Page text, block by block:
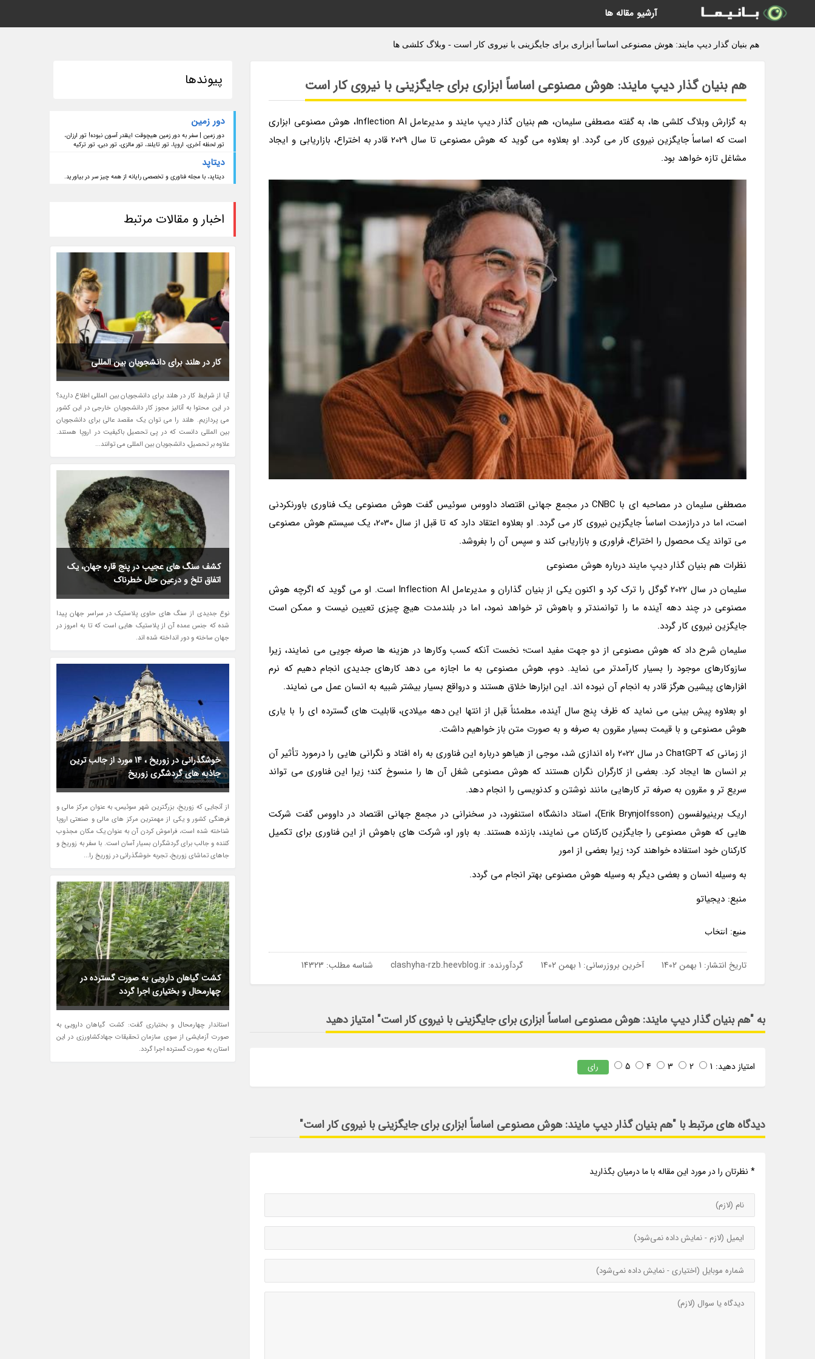
هم بنیان گذار دیپ مایند: هوش مصنوعی اساساً ابزاری برای جایگزینی با نیروی کار است - وبلاگ کلشی ها
هم بنیان گذار دیپ مایند: هوش مصنوعی اساساً ابزاری برای جایگزینی با نیروی کار است
به گزارش وبلاگ کلشی ها، به گفته مصطفی سلیمان، هم بنیان گذار دیپ مایند و مدیرعامل Inflection AI، هوش مصنوعی ابزاری
است که اساساً جایگزین نیروی کار می گردد. او بعلاوه می گوید که هوش مصنوعی تا سال 2029 قادر به اختراع، بازاریابی و ایجاد
مشاغل تازه خواهد بود.
مصطفی سلیمان در مصاحبه ای با CNBC در مجمع جهانی اقتصاد داووس سوئیس گفت هوش مصنوعی یک فناوری باورنکردنی
است، اما در درازمدت اساساً جایگزین نیروی کار می گردد. او بعلاوه اعتقاد دارد که تا قبل از سال 2030، یک سیستم هوش مصنوعی
می تواند یک محصول را اختراع، فراوری و بازاریابی کند و سپس آن را بفروشد.
نظرات هم بنیان گذار دیپ مایند درباره هوش مصنوعی
سلیمان در سال 2022 گوگل را ترک کرد و اکنون یکی از بنیان گذاران و مدیرعامل Inflection AI است. او می گوید که اگرچه هوش
مصنوعی در چند دهه آینده ما را توانمندتر و باهوش تر خواهد نمود، اما در بلندمدت هیچ چیزی تعیین نیست و ممکن است
جایگزین نیروی کار گردد.
سلیمان شرح داد که هوش مصنوعی از دو جهت مفید است؛ نخست آنکه کسب وکارها در هزینه ها صرفه جویی می نمایند، زیرا
سازوکارهای موجود را بسیار کارآمدتر می نماید. دوم، هوش مصنوعی به ما اجازه می دهد کارهای جدیدی انجام دهیم که نرم
افزارهای پیشین هرگز قادر به انجام آن نبوده اند. این ابزارها خلاق هستند و درواقع بسیار بیشتر شبیه به انسان عمل می نمایند.
او بعلاوه پیش بینی می نماید که ظرف پنج سال آینده، مطمئناً قبل از انتها این دهه میلادی، قابلیت های گسترده ای را با یاری
هوش مصنوعی و با قیمت بسیار مقرون به صرفه و به صورت متن باز خواهیم داشت.
از زمانی که ChatGPT در سال 2022 راه اندازی شد، موجی از هیاهو درباره این فناوری به راه افتاد و نگرانی هایی را درمورد تأثیر آن
بر انسان ها ایجاد کرد. بعضی از کارگران نگران هستند که هوش مصنوعی شغل آن ها را منسوخ کند؛ زیرا این فناوری می تواند
سریع تر و مقرون به صرفه تر کارهایی مانند نوشتن و کدنویسی را انجام دهد.
اریک برینیولفسون (Erik Brynjolfsson)، استاد دانشگاه استنفورد، در سخنرانی در مجمع جهانی اقتصاد در داووس گفت شرکت
هایی که هوش مصنوعی را جایگزین کارکنان می نمایند، بازنده هستند. به باور او، شرکت های باهوش از این فناوری برای تکمیل
کارکنان خود استفاده خواهند کرد؛ زیرا بعضی از امور
به وسیله انسان و بعضی دیگر به وسیله هوش مصنوعی بهتر انجام می گردد.
منبع: دیجیاتو
منبع: انتخاب
تاریخ انتشار: 1 بهمن 1402 آخرین بروزرسانی: 1 بهمن 1402 گردآورنده: clashyha-rzb.heevblog.ir شناسه مطلب: 14323
به "هم بنیان گذار دیپ مایند: هوش مصنوعی اساساً ابزاری برای جایگزینی با نیروی کار است" امتیاز دهید
امتیاز دهید: 1
2
3
4
5 رای
دیدگاه های مرتبط با "هم بنیان گذار دیپ مایند: هوش مصنوعی اساساً ابزاری برای جایگزینی با نیروی کار است"
* نظرتان را در مورد این مقاله با ما درمیان بگذارید
پیوندها
دور زمین
دور زمین | سفر به دور زمین هیچوقت اینقدر آسون نبوده! تور ارزان،
تور لحظه آخری، اروپا، تور تایلند، تور مالزی، تور دبی، تور ترکیه
دیتاپد
دیتاپد، با مجله فناوری و تخصصی رایانه از همه چیز سر در بیاورید.
اخبار و مقالات مرتبط
کار در هلند برای دانشجویان بین المللی
آیا از شرایط کار در هلند برای دانشجویان بین المللی اطلاع دارید؟
در این محتوا به آنالیز مجوز کار دانشجویان خارجی در این کشور
می پردازیم. هلند را می توان یک مقصد عالی برای دانشجویان
بین المللی دانست که در پی تحصیل باکیفیت در اروپا هستند.
علاوه بر تحصیل، دانشجویان بین المللی می توانند...
کشف سنگ های عجیب در پنج قاره جهان، یک
اتفاق تلخ و درعین حال خطرناک
نوع جدیدی از سنگ های حاوی پلاستیک در سراسر جهان پیدا
شده که جنس عمده آن از پلاستیک هایی است که تا به امروز در
جهان ساخته و دور انداخته شده اند.
خوشگذرانی در زوریخ ، 14 مورد از جالب ترین
جاذبه های گردشگری زوریخ
از آنجایی که زوریخ، بزرگترین شهر سوئیس، به عنوان مرکز مالی و
فرهنگی کشور و یکی از مهمترین مرکز های مالی و صنعتی اروپا
شناخته شده است، فراموش کردن آن به عنوان یک مکان مجذوب
کننده و جالب برای گردشگران بسیار آسان است. با سفر به زوریخ و
جاهای تماشای زوریخ، تجربه خوشگذرانی در زوریخ را...
کشت گیاهان دارویی به صورت گسترده در
چهارمحال و بختیاری اجرا گردد
استاندار چهارمحال و بختیاری گفت: کشت گیاهان دارویی به
صورت آزمایشی از سوی سازمان تحقیقات جهادکشاورزی در این
استان به صورت گسترده اجرا گردد.
آرشیو مقاله ها